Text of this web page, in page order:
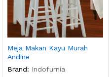
Meja Makan Kayu Murah
Andine
Brand: Indofurnia